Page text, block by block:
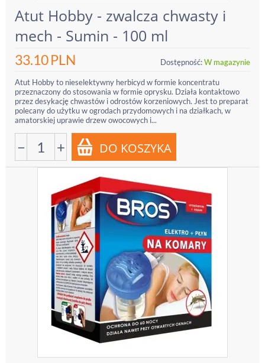
Atut Hobby - zwalcza chwasty i
mech - Sumin - 100 ml
33.10PLN Dostępność:W magazynie
Atut Hobby to nieselektywny herbicyd w formie koncentratu
przeznaczony do stosowania w formie oprysku. Działa kontaktowo
przez desykację chwastów i odrostów korzeniowych. Jest to preparat
polecany do użytku w ogrodach przydomowych i na działkach, w
amatorskiej uprawie drzew owocowych i...
− +